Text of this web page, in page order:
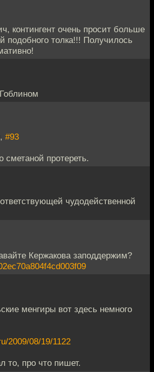
контингент очень просит больше
подобного толка!!! Получилось
#93
протереть.
чудодейственной
Кержакова заподдержим?
менгиры вот здесь немного
2009/08/19/1122
то, про что пишет.